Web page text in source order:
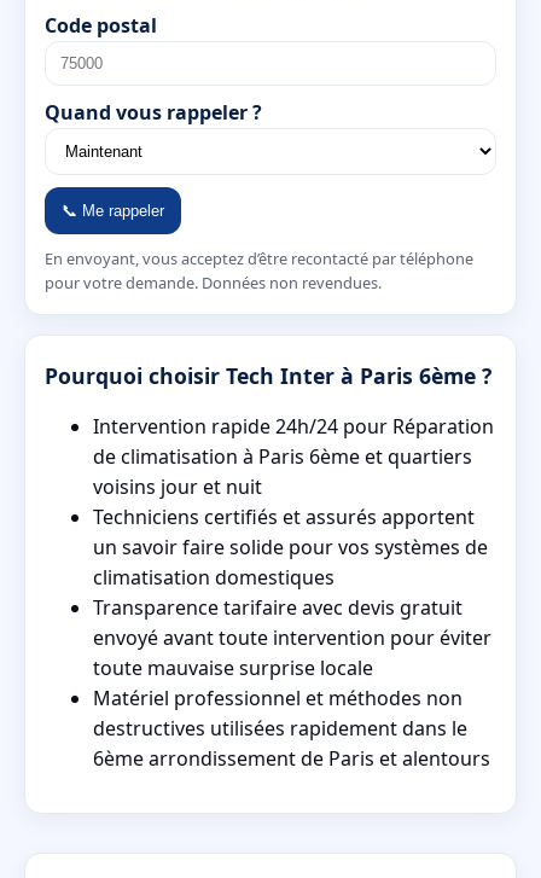
Code postal
Quand vous rappeler ?
📞 Me rappeler
En envoyant, vous acceptez d’être recontacté par téléphone
pour votre demande. Données non revendues.
Pourquoi choisir Tech Inter à Paris 6ème ?
Intervention rapide 24h/24 pour Réparation
de climatisation à Paris 6ème et quartiers
voisins jour et nuit
Techniciens certifiés et assurés apportent
un savoir faire solide pour vos systèmes de
climatisation domestiques
Transparence tarifaire avec devis gratuit
envoyé avant toute intervention pour éviter
toute mauvaise surprise locale
Matériel professionnel et méthodes non
destructives utilisées rapidement dans le
6ème arrondissement de Paris et alentours